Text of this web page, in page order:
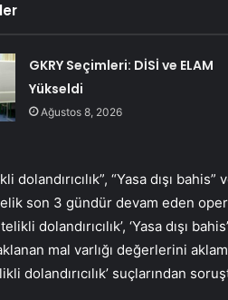
GKRY Seçimleri: DİSİ ve ELAM
Yükseldi
Ağustos 8, 2026
dolandırıcılık”, “Yasa dışı
son 3 gündür devam eden
dolandırıcılık’, ‘Yasa dışı
mal varlığı değerlerini
dolandırıcılık’ suçlarından